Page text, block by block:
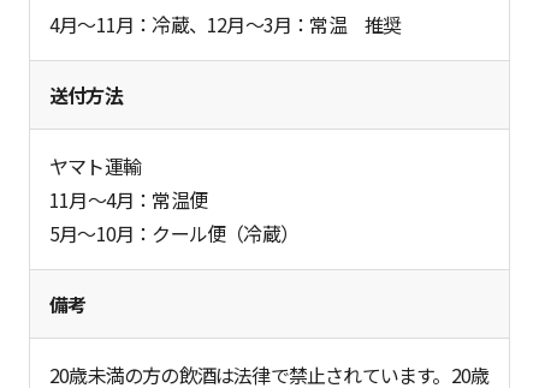
4月～11月：冷蔵、12月～3月：常温 推奨
送付方法
ヤマト運輸
11月～4月：常温便
5月～10月：クール便（冷蔵）
備考
20歳未満の方の飲酒は法律で禁止されています。20歳